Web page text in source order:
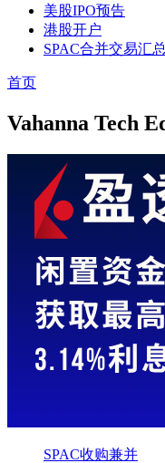
美股IPO预告
港股开户
SPAC合并交易汇总
首页
Vahanna Tech
SPAC收购兼并